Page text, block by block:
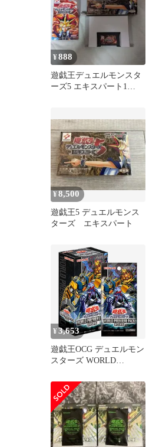
¥888
遊戯王デュエルモンスタ
ーズ5 エキスパート1
¥8,500
遊戯王5 デュエルモンス
ターズ エキスパート
¥3,653
遊戯王OCG デュエルモン
スターズ WORLD
BOX